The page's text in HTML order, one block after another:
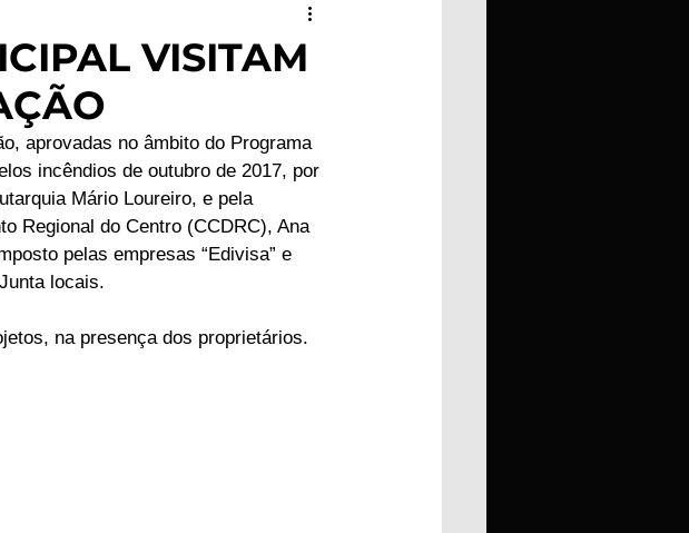
SAÚDE
TEMPO
VISITAM
aprovadas no âmbito do Programa
incêndios de outubro de 2017, por
Mário Loureiro, e pela
Regional do Centro (CCDRC), Ana
pelas empresas “Edivisa” e
locais.
na presença dos proprietários.